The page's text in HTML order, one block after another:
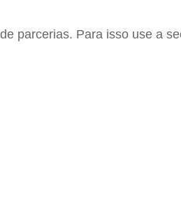
parcerias. Para isso use a